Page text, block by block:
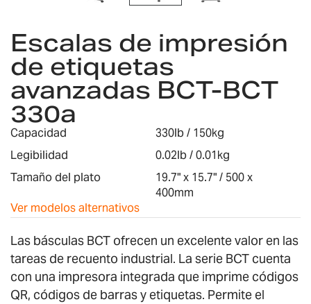
comienzo
de
la
galería
de
imágenes
Escalas de impresión
de etiquetas
avanzadas BCT-BCT
330a
Capacidad
330lb / 150kg
Legibilidad
0.02lb / 0.01kg
Tamaño del plato
19.7" x 15.7" / 500 x
400mm
Ver modelos alternativos
Las básculas BCT ofrecen un excelente valor en las
tareas de recuento industrial. La serie BCT cuenta
con una impresora integrada que imprime códigos
QR, códigos de barras y etiquetas. Permite el